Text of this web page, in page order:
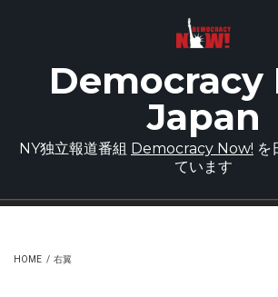
Democracy
Japan
NY独立報道番組 Democracy Now! を
ています
HOME / 右翼